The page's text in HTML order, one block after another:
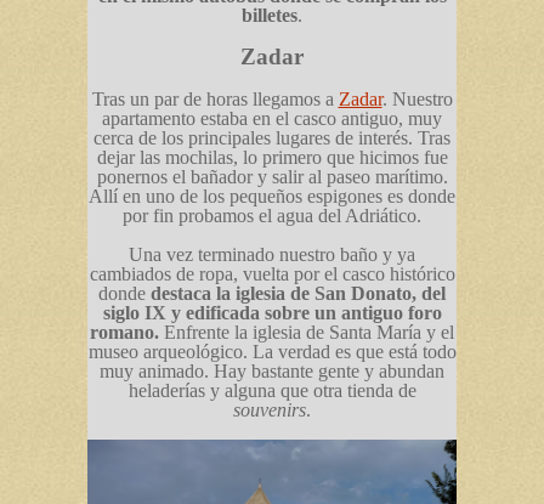
billetes.
Zadar
Tras un par de horas llegamos a Zadar. Nuestro
apartamento estaba en el casco antiguo, muy
cerca de los principales lugares de interés. Tras
dejar las mochilas, lo primero que hicimos fue
ponernos el bañador y salir al paseo marítimo.
Allí en uno de los pequeños espigones es donde
por fin probamos el agua del Adriático.
Una vez terminado nuestro baño y ya
cambiados de ropa, vuelta por el casco histórico
donde destaca la iglesia de San Donato, del
siglo IX y edificada sobre un antiguo foro
romano. Enfrente la iglesia de Santa María y el
museo arqueológico. La verdad es que está todo
muy animado. Hay bastante gente y abundan
heladerías y alguna que otra tienda de
souvenirs.